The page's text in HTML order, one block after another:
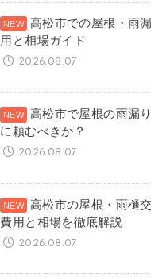
高松市での屋根・雨
用と相場ガイド
2026.08.07
高松市で屋根の雨漏
に頼むべきか？
2026.08.07
高松市の屋根・雨樋
費用と相場を徹底解説
2026.08.07